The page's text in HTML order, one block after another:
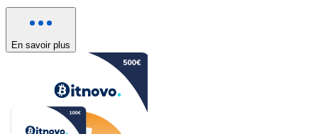
En savoir plus